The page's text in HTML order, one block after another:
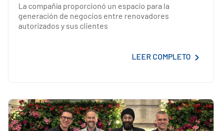
La compañía proporcionó un espacio para la
generación de negocios entre renovadores
autorizados y sus clientes
LEER COMPLETO